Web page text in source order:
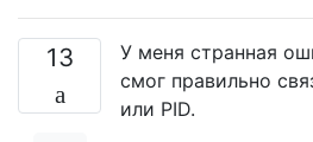
13
У меня странная
смог правильно
или PID.